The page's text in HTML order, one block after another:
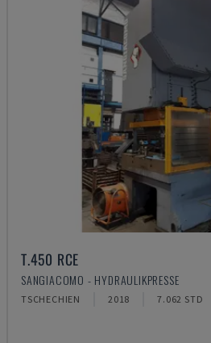
T.450 RCE
SANGIACOMO - HYDRAULIKPRESSE
TSCHECHIEN 2018 7.062 STD